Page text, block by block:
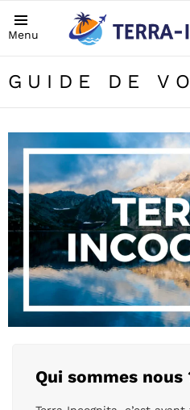
Menu
GUIDE DE
Qui sommes nous